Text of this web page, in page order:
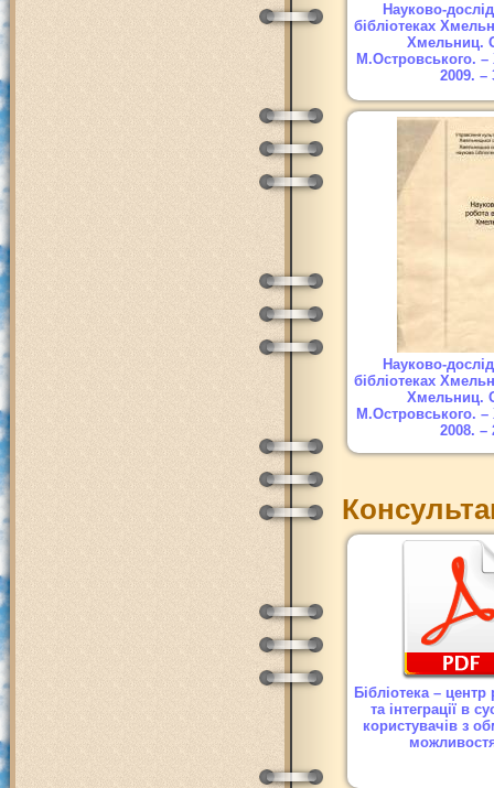
Науково-
бібліотеках
Хмельниц.
М.Островського.
2009. –
Науково-
бібліотеках
Хмельниц.
М.Островського.
2008. –
Бібліотека – центр
та інтеграції в
користувачів з